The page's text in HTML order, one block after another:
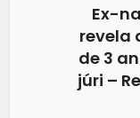
Ex-
revela
de 3
júri –